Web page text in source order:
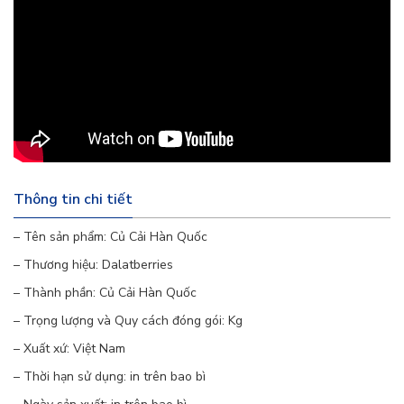
nhẹ.
2. Giá trị dinh dưỡng của củ cải Hàn Quốc
Củ cải Hàn Quốc chứa nhiều vitamin và khoáng
chất thiết yếu cho cơ thể, bao gồm:
Vitamin C: Tăng cường hệ miễn dịch, bảo vệ da
và chống oxy hóa.
Vitamin K:
khớp.
Thông tin chi tiết
– Tên sản phẩm: Củ Cải Hàn Quốc
– Thương hiệu: Dalatberries
– Thành phần: Củ Cải Hàn Quốc
– Trọng lượng và Quy cách đóng gói: Kg
– Xuất xứ: Việt Nam
– Thời hạn sử dụng: in trên bao bì